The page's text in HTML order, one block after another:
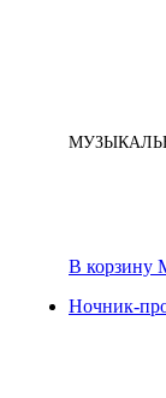
В корзину
Ночник-